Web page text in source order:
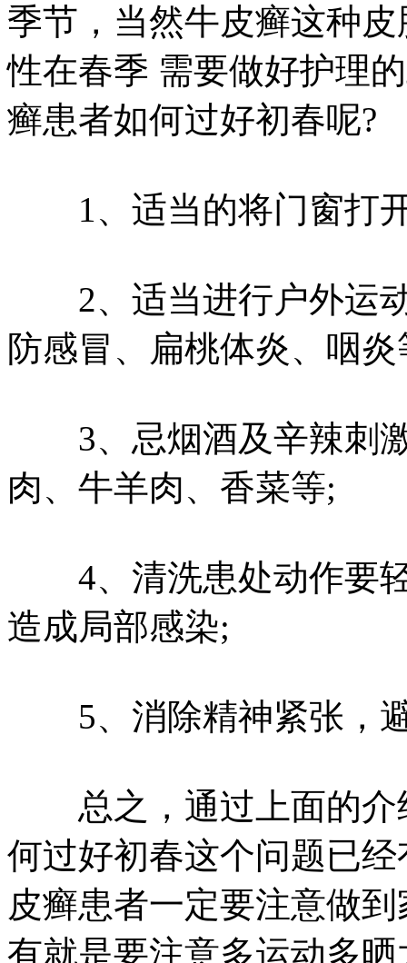
季节，当然牛皮癣这种
性在春季 需要做好护理
癣患者如何过好初春呢?
1、适当的将门窗打开
2、适当进行户外运动
防感冒、扁桃体炎、咽
3、忌烟酒及辛辣刺激
肉、牛羊肉、香菜等;
4、清洗患处动作要轻
造成局部感染;
5、消除精神紧张，
总之，通过上面的介
何过好初春这个问题已
皮癣患者一定要注意做
有就是要注意多运动多